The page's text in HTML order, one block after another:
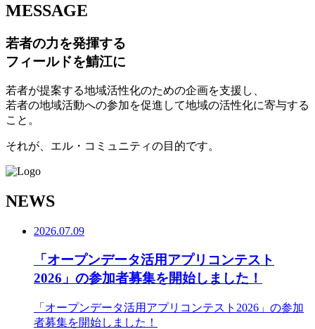
MESSAGE
若者の力を発揮する
フィールドを鯖江に
若者が提案する地域活性化のための企画を支援し、
若者の地域活動への参加を促進して地域の活性化に寄与する
こと。
それが、エル・コミュニティの目的です。
NEWS
2026.07.09
「オープンデータ活用アプリコンテスト
2026」の参加者募集を開始しました！
「オープンデータ活用アプリコンテスト2026」の参加
者募集を開始しました！